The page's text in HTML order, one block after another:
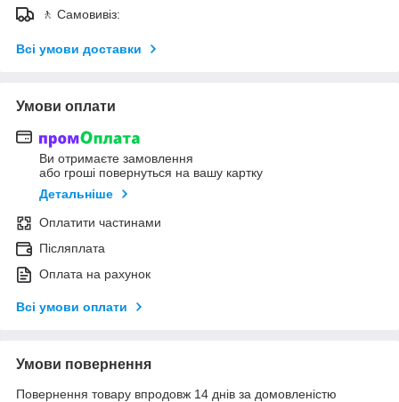
🚶 Самовивіз:
Всі умови доставки
Умови оплати
Ви отримаєте замовлення
або гроші повернуться на вашу картку
Детальніше
Оплатити частинами
Післяплата
Оплата на рахунок
Всі умови оплати
Умови повернення
Повернення товару впродовж 14 днів за домовленістю